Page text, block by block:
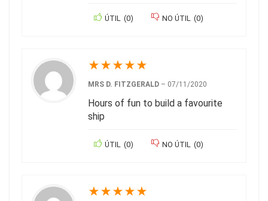
ÚTIL (0) NO ÚTIL (0)
★★★★★
MRS D. FITZGERALD – 07/11/2020
Hours of fun to build a favourite
ship
ÚTIL (0) NO ÚTIL (0)
★★★★★